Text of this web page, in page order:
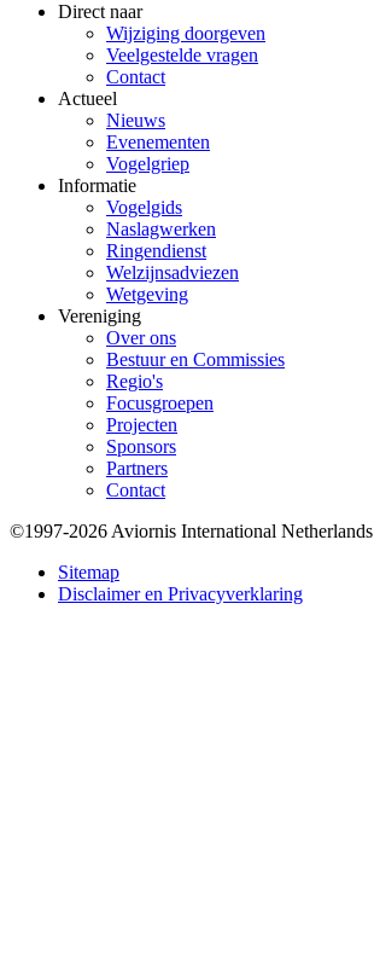
Direct naar
Wijziging doorgeven
Veelgestelde vragen
Contact
Actueel
Nieuws
Evenementen
Vogelgriep
Informatie
Vogelgids
Naslagwerken
Ringendienst
Welzijnsadviezen
Wetgeving
Vereniging
Over ons
Bestuur en Commissies
Regio's
Focusgroepen
Projecten
Sponsors
Partners
Contact
Bottom
©1997-2026 Aviornis International Netherlands
Sitemap
Disclaimer en Privacyverklaring